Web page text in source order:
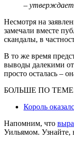
– утверждает
Несмотря на
замечали вместе
скандалы, в
В то же время
выводы далекими
просто осталась –
БОЛЬШЕ ПО
Король
Напомним, что
Уильямом. Узнайте,